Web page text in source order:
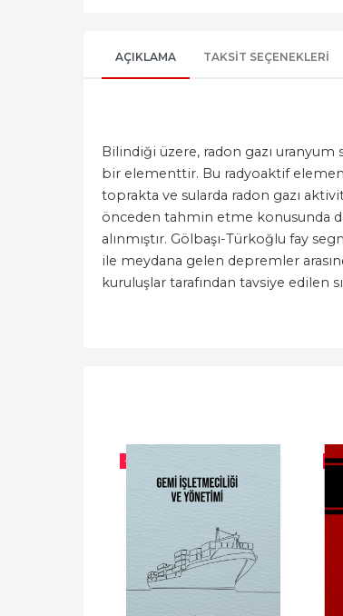
AÇIKLAMA TAKSIT SEÇENEKLERI
Bilindiği üzere, radon gazı
bir elementtir. Bu radyoaktif
toprakta ve sularda radon gazı
önceden tahmin etme konusunda
alınmıştır. Gölbaşı-Türkoğlu fay
ile meydana gelen depremler
kuruluşlar tarafından tavsiye edilen
-% -%